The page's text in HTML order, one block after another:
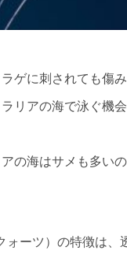
ゲに刺されても傷
リアの海で泳ぐ機
の海はサメも多い
ーツ）の特徴は、